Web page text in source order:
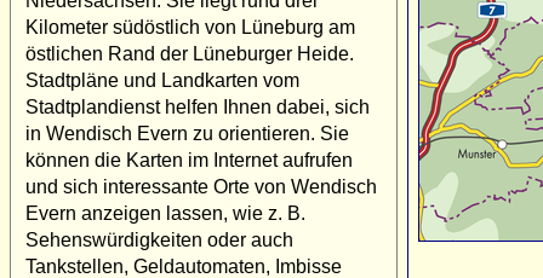
Kilometer südöstlich von Lüneburg am
östlichen Rand der Lüneburger Heide.
Stadtpläne und Landkarten vom
Stadtplandienst helfen Ihnen dabei, sich
in Wendisch Evern zu orientieren. Sie
können die Karten im Internet aufrufen
und sich interessante Orte von Wendisch
Evern anzeigen lassen, wie z. B.
Sehenswürdigkeiten oder auch
Tankstellen, Geldautomaten, Imbisse